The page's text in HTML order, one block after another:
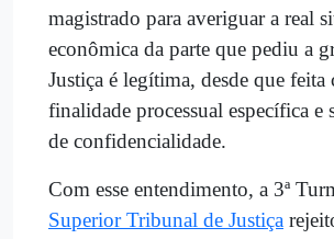
magistrado para averiguar a real
econômica da parte que pediu a
Justiça é legítima, desde que feita
finalidade processual específica e
de confidencialidade.
Com esse entendimento, a 3ª
Superior Tribunal de Justiça